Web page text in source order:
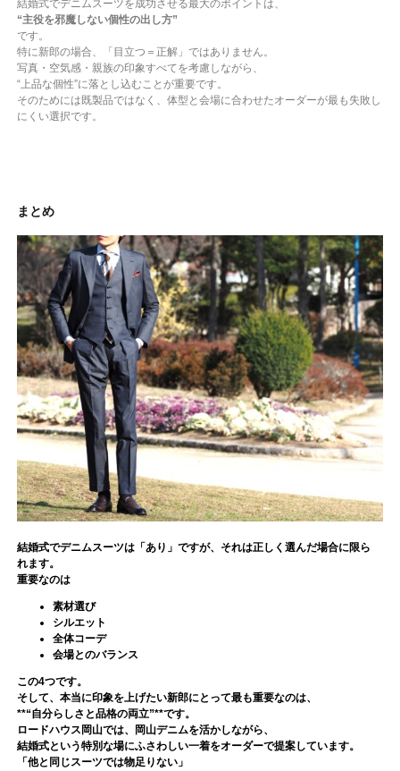
結婚式でデニムスーツを成功させる最大のポイントは、
“主役を邪魔しない個性の出し方”
です。
特に新郎の場合、「目立つ＝正解」ではありません。
写真・空気感・親族の印象すべてを考慮しながら、
“上品な個性”に落とし込むことが重要です。
そのためには既製品ではなく、体型と会場に合わせたオーダーが最も失敗し
にくい選択です。
まとめ
結婚式でデニムスーツは「あり」ですが、それは正しく選んだ場合に限ら
れます。
重要なのは
素材選び
シルエット
全体コーデ
会場とのバランス
この4つです。
そして、本当に印象を上げたい新郎にとって最も重要なのは、
**“自分らしさと品格の両立”**です。
ロードハウス岡山では、岡山デニムを活かしながら、
結婚式という特別な場にふさわしい一着をオーダーで提案しています。
「他と同じスーツでは物足りない」